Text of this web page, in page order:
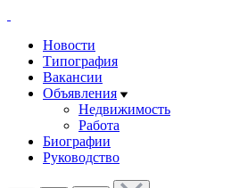
Новости
Типография
Вакансии
Объявления
Недвижимость
Работа
Биографии
Руководство